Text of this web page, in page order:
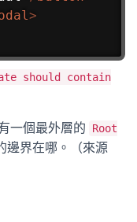
>
should contain
一個最外層的
Root
邊界在哪。（來源